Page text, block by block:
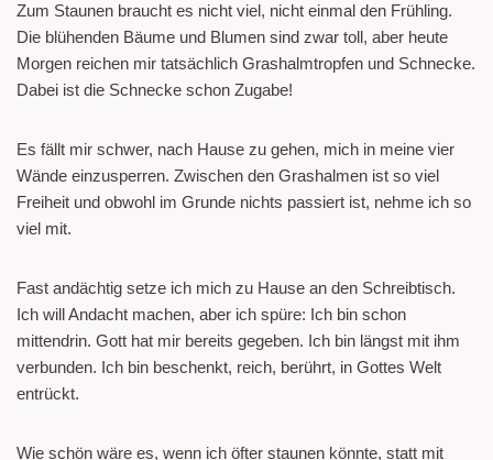
Zum Staunen braucht es nicht viel, nicht einmal den Frühling.
Die blühenden Bäume und Blumen sind zwar toll, aber heute
Morgen reichen mir tatsächlich Grashalmtropfen und Schnecke.
Dabei ist die Schnecke schon Zugabe!
Es fällt mir schwer, nach Hause zu gehen, mich in meine vier
Wände einzusperren. Zwischen den Grashalmen ist so viel
Freiheit und obwohl im Grunde nichts passiert ist, nehme ich so
viel mit.
Fast andächtig setze ich mich zu Hause an den Schreibtisch.
Ich will Andacht machen, aber ich spüre: Ich bin schon
mittendrin. Gott hat mir bereits gegeben. Ich bin längst mit ihm
verbunden. Ich bin beschenkt, reich, berührt, in Gottes Welt
entrückt.
Wie schön wäre es, wenn ich öfter staunen könnte, statt mit